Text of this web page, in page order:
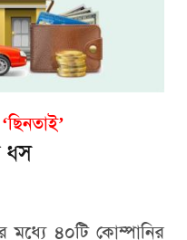
ধস
মধ্যে ৪০টি কোম্পানির